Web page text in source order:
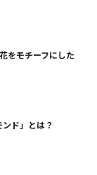
をモチーフにした
ド」とは？